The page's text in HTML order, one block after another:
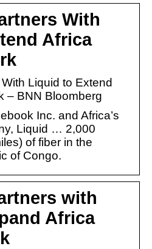
With
Africa
Liquid to Extend
– BNN Bloomberg
Inc. and Africa’s
Liquid … 2,000
of fiber in the
of Congo.
with
Africa